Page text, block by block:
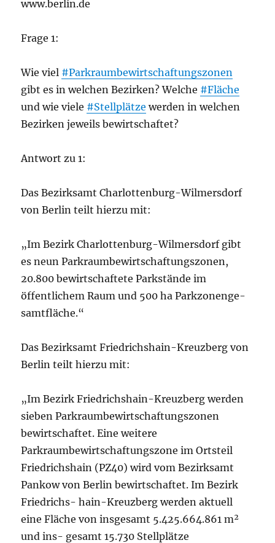
www.berlin.de
Frage 1:
Wie viel #Parkraumbewirtschaftungszonen
gibt es in welchen Bezirken? Welche #Fläche
und wie viele #Stellplätze werden in welchen
Bezirken jeweils bewirtschaftet?
Antwort zu 1:
Das Bezirksamt Charlottenburg-Wilmersdorf
von Berlin teilt hierzu mit:
„Im Bezirk Charlottenburg-Wilmersdorf gibt
es neun Parkraumbewirtschaftungszonen,
20.800 bewirtschaftete Parkstände im
öffentlichem Raum und 500 ha Parkzonenge-
samtfläche.“
Das Bezirksamt Friedrichshain-Kreuzberg von
Berlin teilt hierzu mit:
„Im Bezirk Friedrichshain-Kreuzberg werden
sieben Parkraumbewirtschaftungszonen
bewirtschaftet. Eine weitere
Parkraumbewirtschaftungszone im Ortsteil
Friedrichshain (PZ40) wird vom Bezirksamt
Pankow von Berlin bewirtschaftet. Im Bezirk
Friedrichs- hain-Kreuzberg werden aktuell
eine Fläche von insgesamt 5.425.664.861 m²
und ins- gesamt 15.730 Stellplätze